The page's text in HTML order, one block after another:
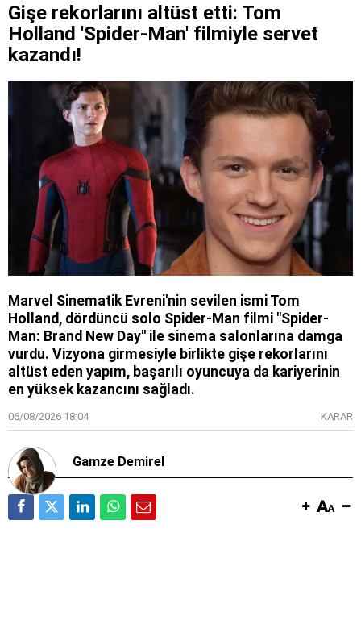
Gişe rekorlarını altüst etti: Tom
Holland 'Spider-Man' filmiyle servet
kazandı!
Marvel Sinematik Evreni'nin sevilen ismi Tom
Holland, dördüncü solo Spider-Man filmi "Spider-
Man: Brand New Day" ile sinema salonlarına damga
vurdu. Vizyona girmesiyle birlikte gişe rekorlarını
altüst eden yapım, başarılı oyuncuya da kariyerinin
en yüksek kazancını sağladı.
06/08/2026 18:04 KARAR
Gamze Demirel